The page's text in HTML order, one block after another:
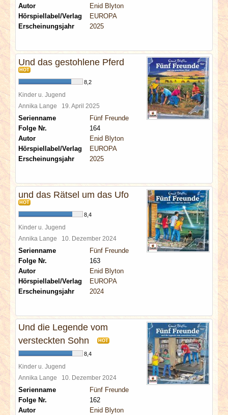
Autor
Enid Blyton
Hörspiellabel/Verlag
EUROPA
Erscheinungsjahr
2025
Und das gestohlene Pferd
HOT
8,2
Kinder u. Jugend
Annika Lange 19. April 2025
Serienname
Fünf Freunde
Folge Nr.
164
Autor
Enid Blyton
Hörspiellabel/Verlag
EUROPA
Erscheinungsjahr
2025
und das Rätsel um das Ufo
HOT
8,4
Kinder u. Jugend
Annika Lange 10. Dezember 2024
Serienname
Fünf Freunde
Folge Nr.
163
Autor
Enid Blyton
Hörspiellabel/Verlag
EUROPA
Erscheinungsjahr
2024
Und die Legende vom
versteckten Sohn
HOT
8,4
Kinder u. Jugend
Annika Lange 10. Dezember 2024
Serienname
Fünf Freunde
Folge Nr.
162
Autor
Enid Blyton